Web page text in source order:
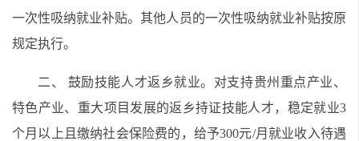
一次性吸纳就业补贴。其他人员的一次性吸纳就业补贴按原
规定执行。
二、 鼓励技能人才返乡就业。对支持贵州重点产业、
特色产业、重大项目发展的返乡持证技能人才，稳定就业3
个月以上且缴纳社会保险费的，给予300元/月就业收入待遇